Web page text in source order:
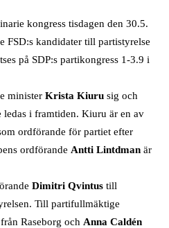
kongress tisdagen den 30.5.
FSD:s kandidater till partistyrelse
på SDP:s partikongress 1-3.9 i
ministerKrista Kiuru sig och
ledas i framtiden. Kiuru är en av
ordförande för partiet efter
ordförande Antti Lintdman är
Dimitri Qvintus till
Till partifullmäktige
från Raseborg och Anna Caldén